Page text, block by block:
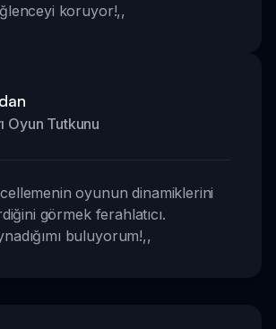
koruyor!,,
Oyun Tutkunu
oyunun dinamiklerini
görmek ferahlatıcı.
buluyorum!,,